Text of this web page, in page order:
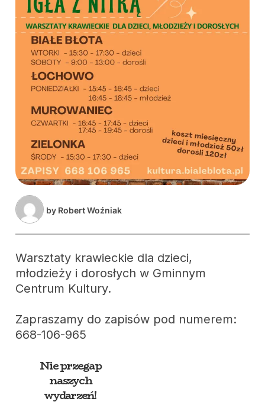
by Robert Woźniak
Warsztaty krawieckie dla dzieci,
młodzieży i dorosłych w Gminnym
Centrum Kultury.
Zapraszamy do zapisów pod numerem:
668-106-965
Nie przegap
naszych
wydarzeń!